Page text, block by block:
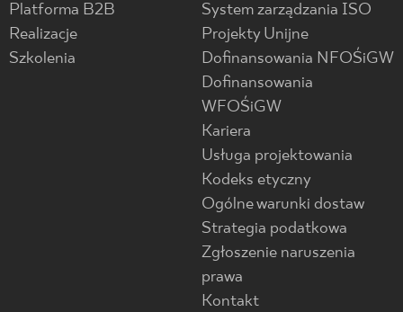
Platforma B2B
Realizacje
Szkolenia
System zarządzania ISO
Projekty Unijne
Dofinansowania NFOŚiGW
Dofinansowania
WFOŚiGW
Kariera
Usługa projektowania
Kodeks etyczny
Ogólne warunki dostaw
Strategia podatkowa
Zgłoszenie naruszenia
prawa
Kontakt